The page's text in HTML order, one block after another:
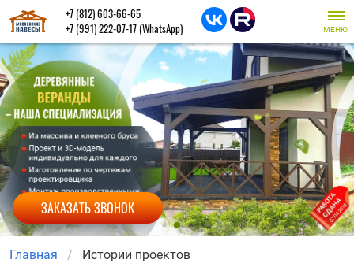
ЗАКАЗАТЬ ЗВОНОК
+7 (812) 603-66-65
+7 (991) 222-07-17 (WhatsApp) МЕНЮ
Главная Истории проектов